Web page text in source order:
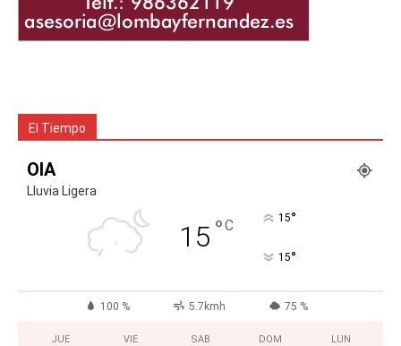
El Tiempo
OIA
Lluvia Ligera
15 °C 15°
15°
100 % 5.7kmh 75 %
JUE VIE SAB DOM LUN